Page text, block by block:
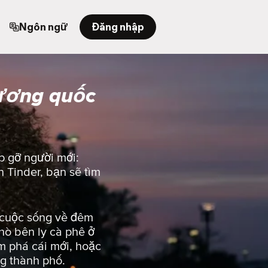
Ngôn ngữ Đăng nhập
quốc
gỡ người mới:
Tinder, bạn sẽ tìm
sống về đêm
bên ly cà phê ở
phá cái mới, hoặc
thành phố.